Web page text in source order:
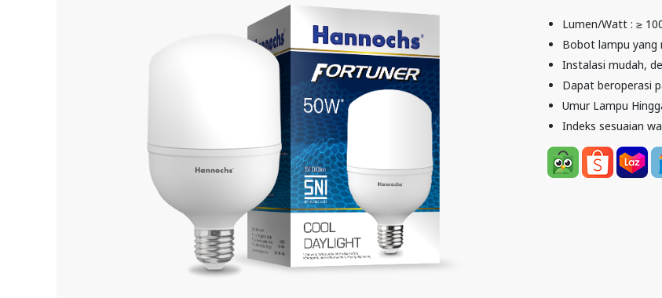
Lumen/Watt : ≥
Bobot lampu yang
Instalasi mudah,
Dapat beroperasi
Umur Lampu
Indeks sesuaian